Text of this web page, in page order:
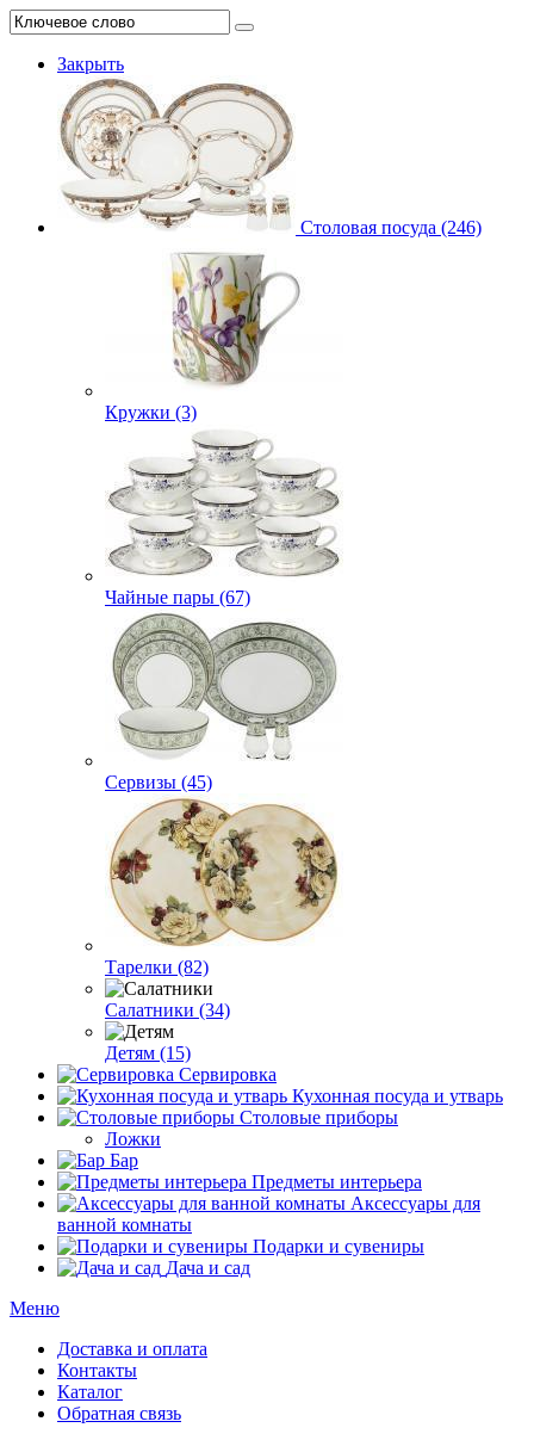
Закрыть
Столовая посуда (246)
Кружки (3)
Чайные пары (67)
Сервизы (45)
Тарелки (82)
Салатники (34)
Детям (15)
Сервировка
Кухонная посуда и утварь
Столовые приборы
Ложки
Бар
Предметы интерьера
Аксессуары для
ванной комнаты
Подарки и сувениры
Дача и сад
Меню
Доставка и оплата
Контакты
Каталог
Обратная связь